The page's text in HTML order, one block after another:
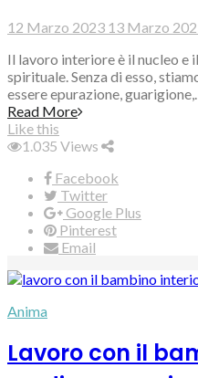
12 Marzo 2023 13 Marzo
Il lavoro interiore è il nucleo e
spirituale. Senza di esso,
essere epurazione, guarigione,…
Read More
Like this
1.035 Views
Facebook
Twitter
Google Plus
Pinterest
Email
Anima
Lavoro con il